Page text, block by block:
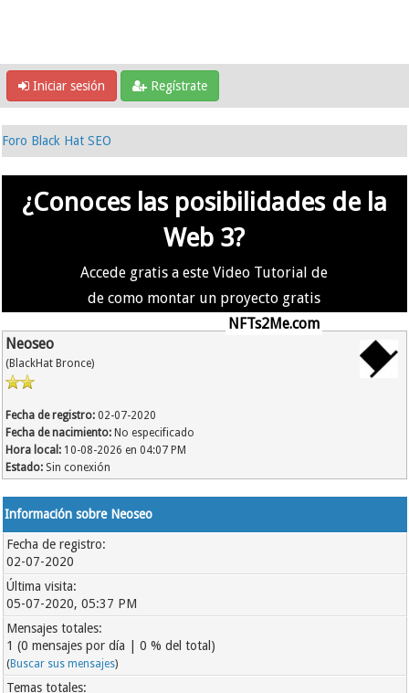
Iniciar sesión Regístrate
Foro Black Hat SEO
¿Conoces las posibilidades de la
Web 3?
Accede gratis a este Video Tutorial de
de como montar un proyecto gratis
NFTs2Me.com
Neoseo
(BlackHat Bronce)
Fecha de registro: 02-07-2020
Fecha de nacimiento: No especificado
Hora local: 10-08-2026 en 04:07 PM
Estado: Sin conexión
Información sobre Neoseo
Fecha de registro:
02-07-2020
Última visita:
05-07-2020, 05:37 PM
Mensajes totales:
1 (0 mensajes por día | 0 % del total)
(Buscar sus mensajes)
Temas totales: